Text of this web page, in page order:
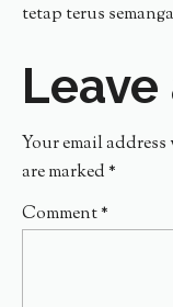
tetap terus
Your email
are marked *
Comment*